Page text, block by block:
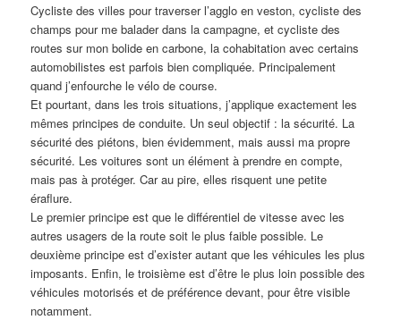
Cycliste des villes pour traverser l’agglo en veston, cycliste des
champs pour me balader dans la campagne, et cycliste des
routes sur mon bolide en carbone, la cohabitation avec certains
automobilistes est parfois bien compliquée. Principalement
quand j’enfourche le vélo de course.
Et pourtant, dans les trois situations, j’applique exactement les
mêmes principes de conduite. Un seul objectif : la sécurité. La
sécurité des piétons, bien évidemment, mais aussi ma propre
sécurité. Les voitures sont un élément à prendre en compte,
mais pas à protéger. Car au pire, elles risquent une petite
éraflure.
Le premier principe est que le différentiel de vitesse avec les
autres usagers de la route soit le plus faible possible. Le
deuxième principe est d’exister autant que les véhicules les plus
imposants. Enfin, le troisième est d’être le plus loin possible des
véhicules motorisés et de préférence devant, pour être visible
notamment.